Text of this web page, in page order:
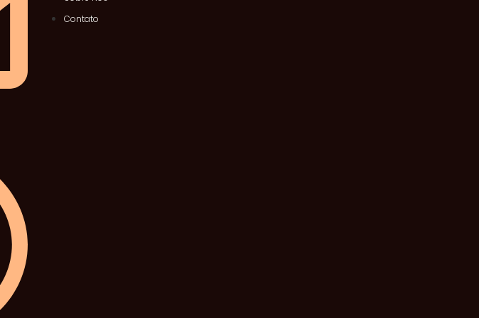
Contato